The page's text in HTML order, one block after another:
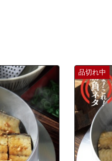
品切れ中